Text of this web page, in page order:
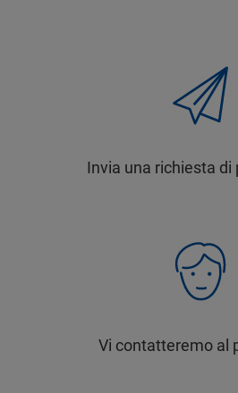
Invia una richiesta di
Vi contatteremo al